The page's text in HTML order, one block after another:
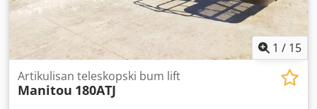
1 / 15
Artikulisan teleskopski bum lift
Manitou 180ATJ